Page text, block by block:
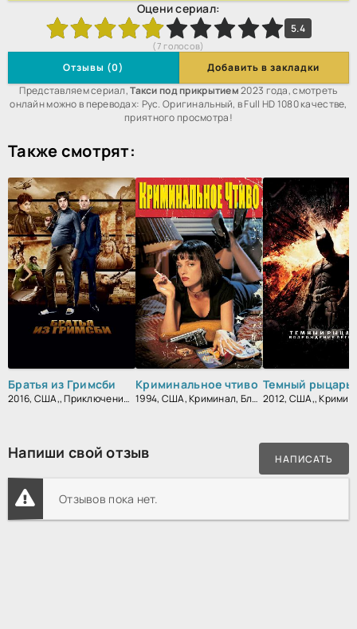
Оцени сериал:
5 6 7 8 9 10 5.4
(7 голосов)
Отзывы (0)
Добавить в закладки
Представляем сериал,Такси под прикрытием2023 года, смотреть
онлайн можно в переводах: Рус. Оригинальный, в Full HD 1080 качестве,
приятного просмотра!
Также смотрят:
Братья из Гримсби
2016, США,, Приключения, Комедия, Боевик, Зарубежный
Криминальное чтиво
1994, США, Криминал, Блокбастер, Триллер, Зарубежный, Драма
Напиши свой отзыв НАПИСАТЬ
Отзывов пока нет.